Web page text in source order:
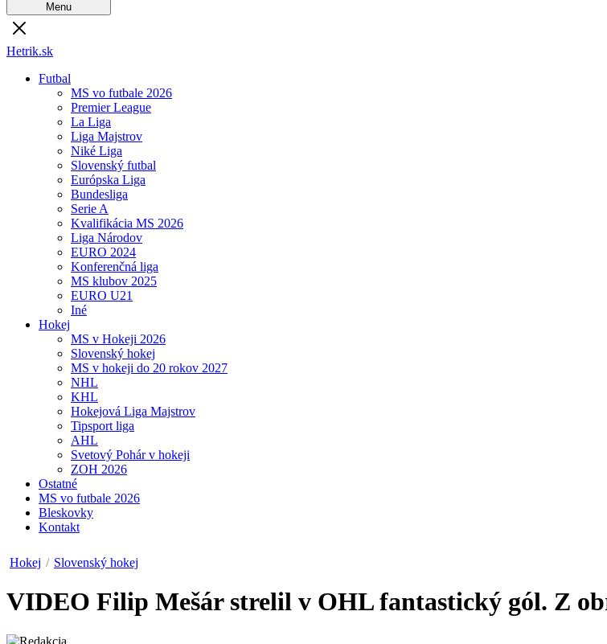
Menu
Hetrik.sk
Futbal
MS vo futbale 2026
Premier League
La Liga
Liga Majstrov
Niké Liga
Slovenský futbal
Európska Liga
Bundesliga
Serie A
Kvalifikácia MS 2026
Liga Národov
EURO 2024
Konferenčná liga
MS klubov 2025
EURO U21
Iné
Hokej
MS v Hokeji 2026
Slovenský hokej
MS v hokeji do 20 rokov 2027
NHL
KHL
Hokejová Liga Majstrov
Tipsport liga
AHL
Svetový Pohár v hokeji
ZOH 2026
Ostatné
MS vo futbale 2026
Bleskovky
Kontakt
Hokej / Slovenský hokej
VIDEO Filip Mešár strelil v OHL fantastický gól. Z